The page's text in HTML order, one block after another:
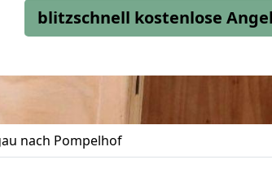
blitzschnell kostenlose
nach Pompelhof